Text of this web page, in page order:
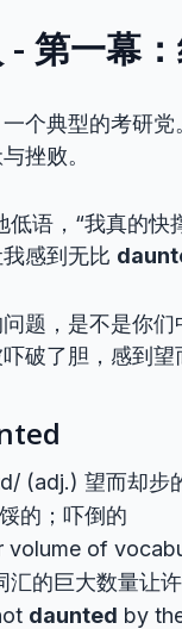
第一幕
个典型的考研
挫败。
低语，“我真的
感到无比
题，是不是你
破了胆，感到
(adj.) 望而却步
的；吓倒的
volume of
汇的巨大数量让
daunted by